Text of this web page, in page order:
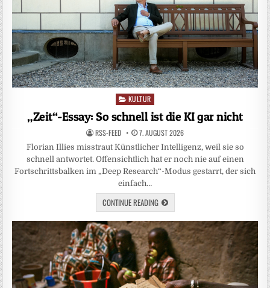
Posted
in
KULTUR
„Zeit“-Essay: So schnell ist die KI gar nicht
RSS-FEED 7. AUGUST 2026
Florian Illies misstraut Künstlicher Intelligenz, weil sie so
schnell antwortet. Offensichtlich hat er noch nie auf einen
Fortschrittsbalken im „Deep Research“-Modus gestarrt, der sich
einfach…
CONTINUE READING